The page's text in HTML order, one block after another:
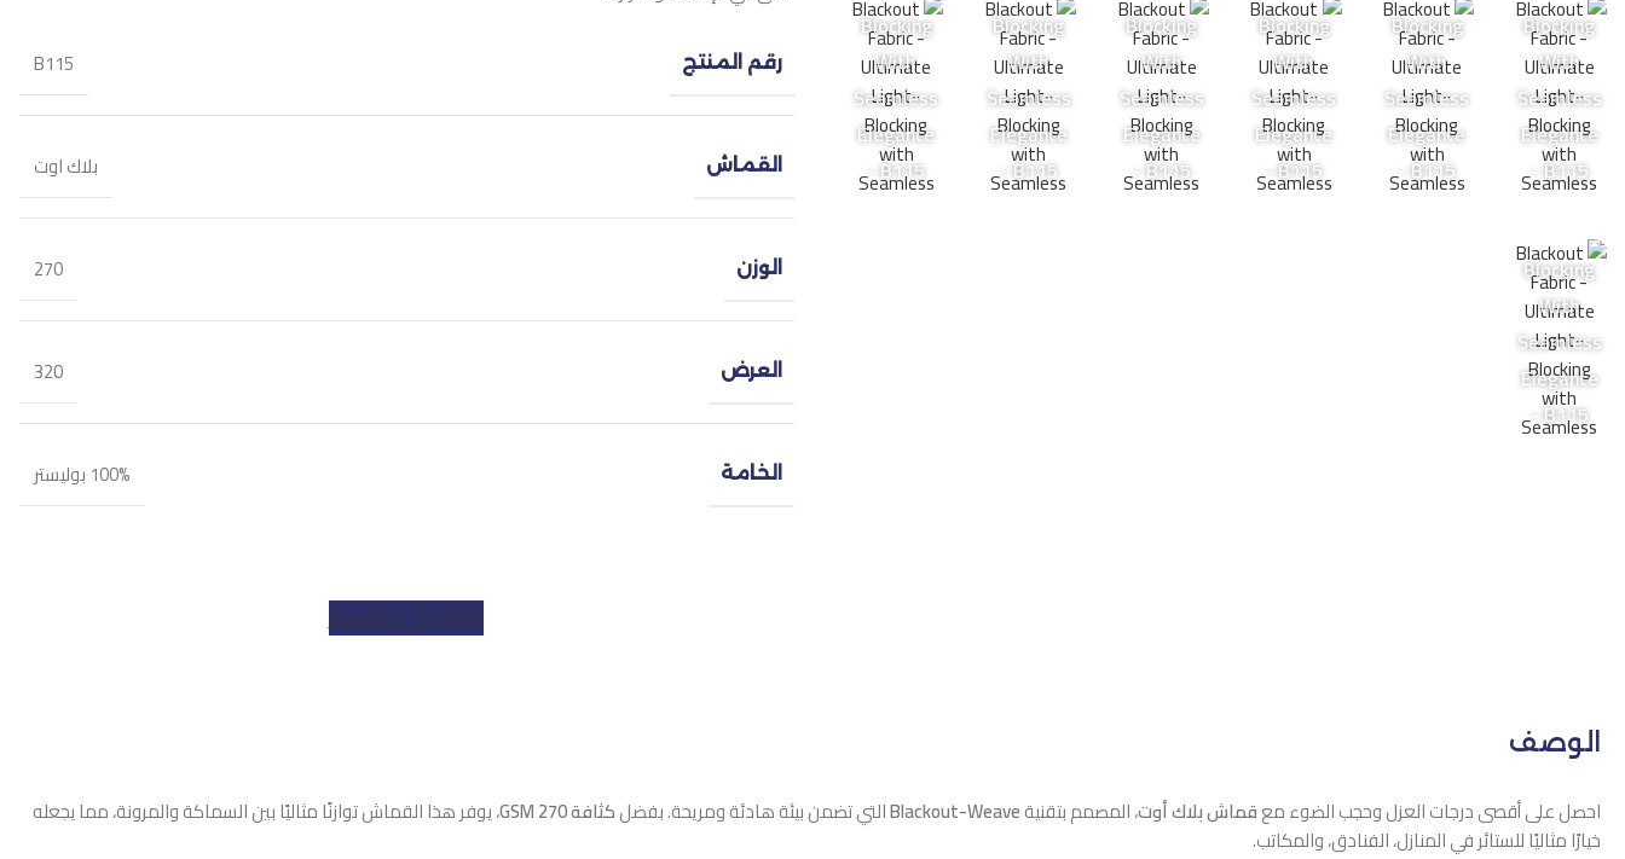
Blocking
With
Seamless
Elegance
- B115
Blocking
With
Seamless
Elegance
- B115
Blocking
With
Seamless
Elegance
- B115
Blocking
With
Seamless
Elegance
- B115
Blocking
With
Seamless
Elegance
- B115
Blocking
With
Seamless
Elegance
- B115
Blocking
With
Seamless
Elegance
- B115
رقم المنتج B115
القماش بلاك اوت
الوزن 270
العرض 320
الخامة 100% بوليستر
احصل على عرض سعر
الوصف
احصل على أقصى درجات العزل وحجب الضوء معقماش بلاك أوت، المصمم بتقنيةBlackout-Weaveالتي تضمن بيئة هادئة ومريحة. بفضلكثافة 270 GSM
، يوفر هذا القماش توازنًا مثاليًا بين السماكة والمرونة، مما يجعله
خيارًا مثاليًا للستائر في المنازل، الفنادق، والمكاتب.